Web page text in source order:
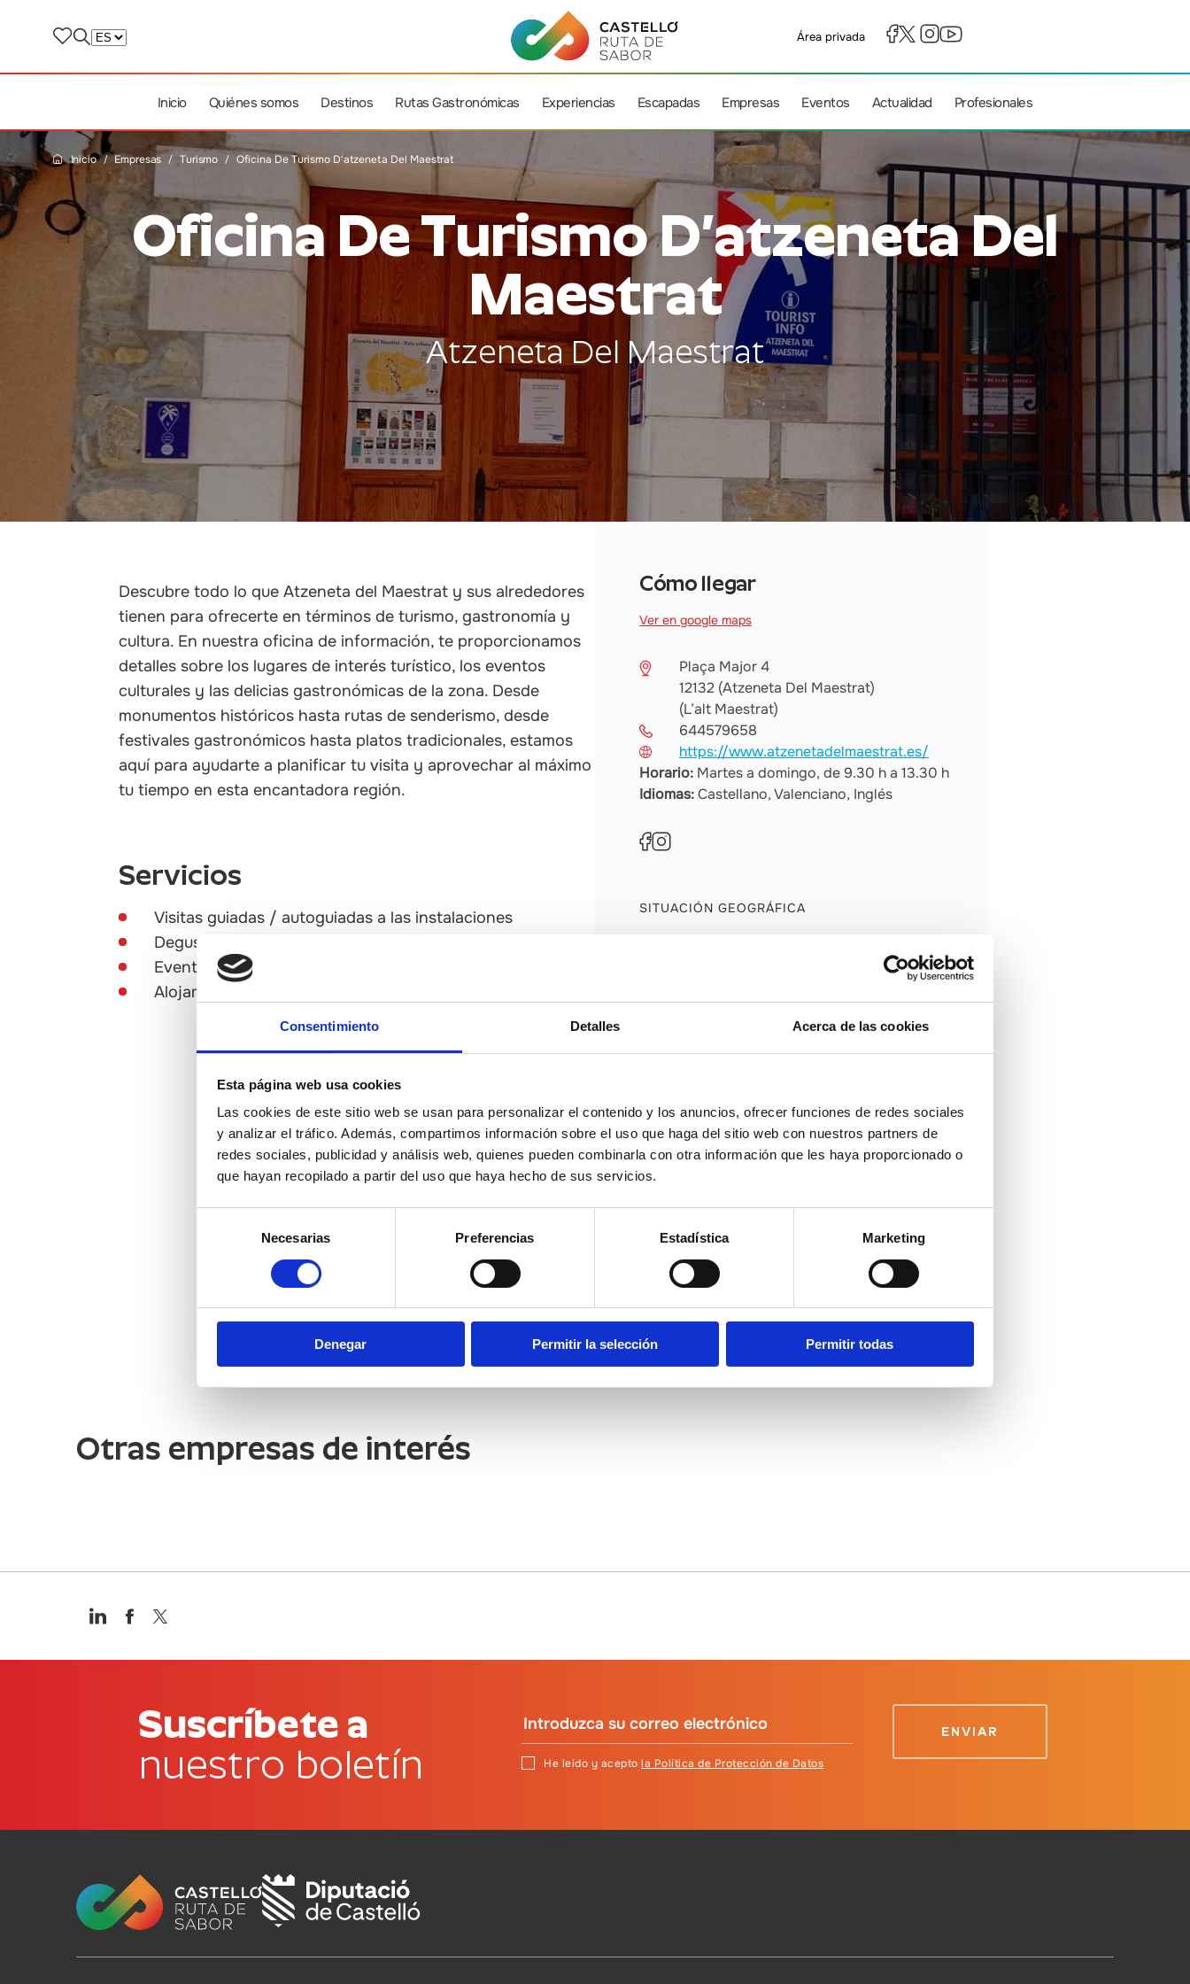
Consentimiento Detalles Acerca de las cookies
Esta página web usa cookies
Las cookies de este sitio web se usan para personalizar el contenido y los anuncios, ofrecer funciones de redes sociales
y analizar el tráfico. Además, compartimos información sobre el uso que haga del sitio web con nuestros partners de
redes sociales, publicidad y análisis web, quienes pueden combinarla con otra información que les haya proporcionado o
que hayan recopilado a partir del uso que haya hecho de sus servicios.
consentimiento
Necesarias Preferencias Estadística Marketing
Denegar Permitir la selección Permitir todas
Área privada
Inicio Quiénes somos Destinos Rutas Gastronómicas Experiencias Escapadas Empresas Eventos Actualidad Profesionales
Oficina De Turismo D’atzeneta Del
Maestrat
Atzeneta Del Maestrat
Inicio Empresas Turismo Oficina De Turismo D'atzeneta Del Maestrat
Descubre todo lo que Atzeneta del Maestrat y sus alrededores
tienen para ofrecerte en términos de turismo, gastronomía y
cultura. En nuestra oficina de información, te proporcionamos
detalles sobre los lugares de interés turístico, los eventos
culturales y las delicias gastronómicas de la zona. Desde
monumentos históricos hasta rutas de senderismo, desde
festivales gastronómicos hasta platos tradicionales, estamos
aquí para ayudarte a planificar tu visita y aprovechar al máximo
tu tiempo en esta encantadora región.
Servicios
Visitas guiadas / autoguiadas a las instalaciones
Degustaciones / catas de alimentos y/o bebidas
Eventos gastronómicos
Alojamiento
Cómo llegar
Ver en google maps
Plaça Major 4
12132 (Atzeneta Del Maestrat)
(L’alt Maestrat)
644579658
https://www.atzenetadelmaestrat.es/
Horario: Martes a domingo, de 9.30 h a 13.30 h
Idiomas:Castellano, Valenciano, Inglés
SITUACIÓN GEOGRÁFICA
CONTACTAR
Otras empresas de interés
Suscríbete a
nuestro boletín
He leído y aceptola Política de Protección de Datos